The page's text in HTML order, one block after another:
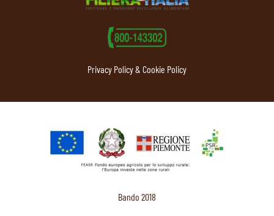
Privacy Policy & Cookie Policy
Bando 2018